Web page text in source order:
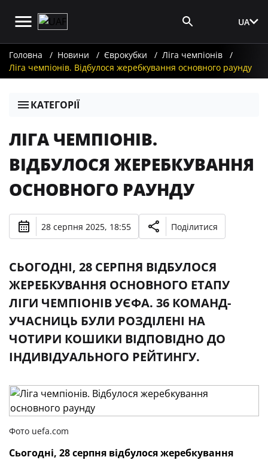
UA
Головна Новини Єврокубки
Ліга чемпіонів
Ліга чемпіонів. Відбулося жеребкування основного раунду
КАТЕГОРІЇ
ЛІГА ЧЕМПІОНІВ.
ВІДБУЛОСЯ ЖЕРЕБКУВАННЯ
ОСНОВНОГО РАУНДУ
28 серпня 2025, 18:55 Поділитися
СЬОГОДНІ, 28 СЕРПНЯ ВІДБУЛОСЯ
ЖЕРЕБКУВАННЯ ОСНОВНОГО ЕТАПУ
ЛІГИ ЧЕМПІОНІВ УЄФА. 36 КОМАНД-
УЧАСНИЦЬ БУЛИ РОЗДІЛЕНІ НА
ЧОТИРИ КОШИКИ ВІДПОВІДНО ДО
ІНДИВІДУАЛЬНОГО РЕЙТИНГУ.
Фото uefa.com
Сьогодні, 28 серпня відбулося жеребкування